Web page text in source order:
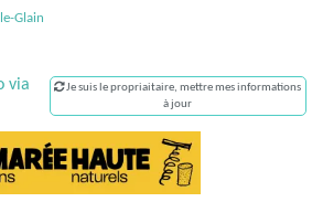
Glain
via
Je suis le propriaitaire, mettre mes informations
à jour